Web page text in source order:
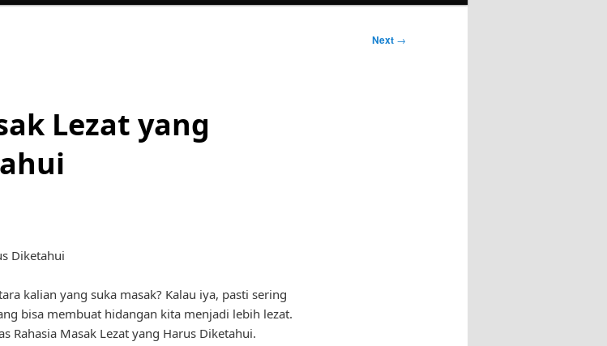
Next →
Lezat yang
Diketahui
kalian yang suka masak? Kalau iya, pasti sering
bisa membuat hidangan kita menjadi lebih lezat.
Rahasia Masak Lezat yang Harus Diketahui.